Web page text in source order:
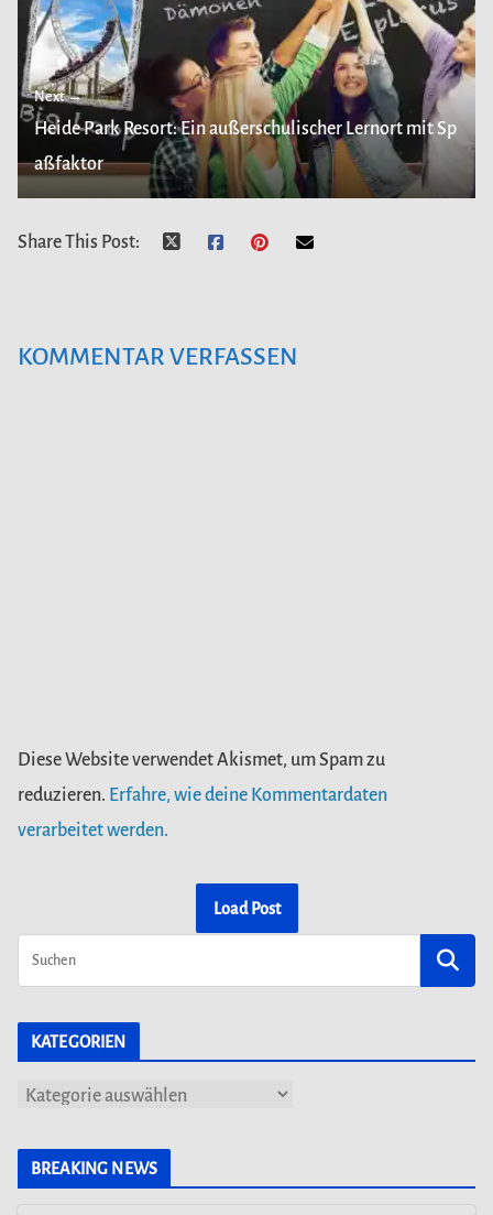
Next →
Heide Park Resort: Ein außerschulischer Lernort mit Sp
aßfaktor
Share This Post:
KOMMENTAR VERFASSEN
Diese Website verwendet Akismet, um Spam zu
reduzieren. Erfahre, wie deine Kommentardaten
verarbeitet werden.
Load Post
KATEGORIEN
BREAKING NEWS